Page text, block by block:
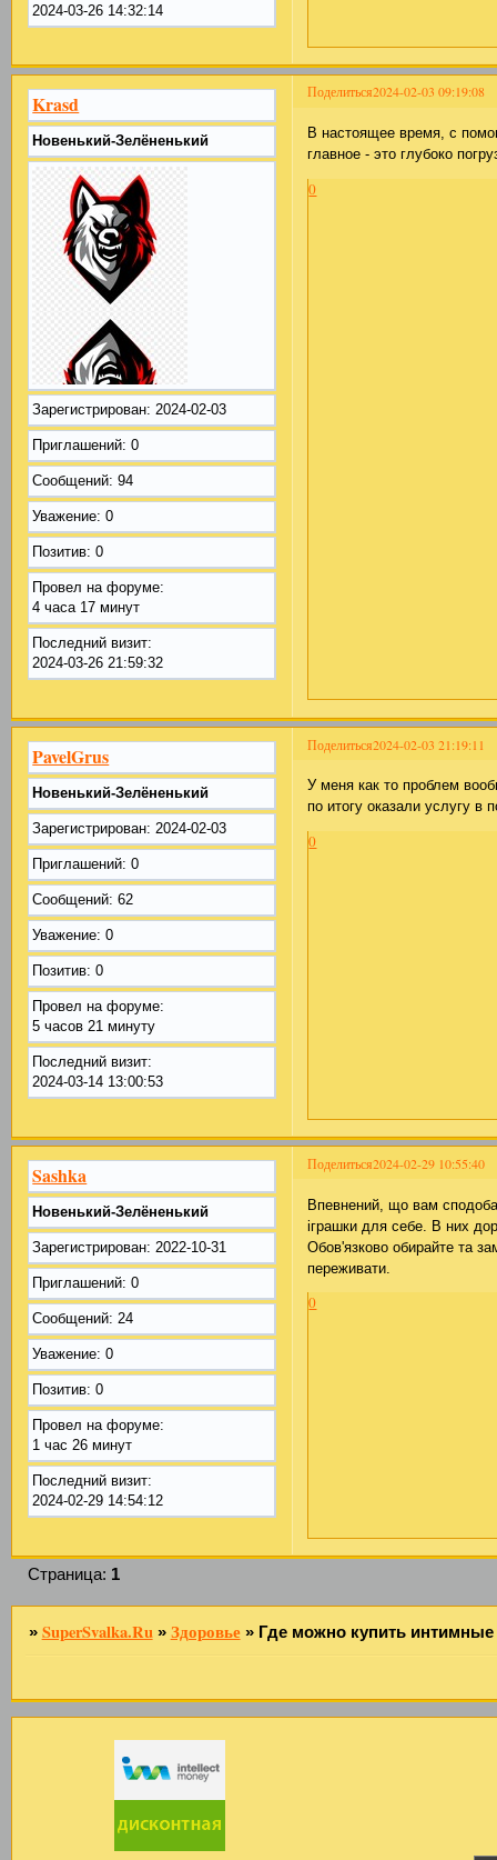
2024-03-26 14:32:14
Поделиться2024-02-03 09:19:08
Krasd
Новенький-Зелёненький
Зарегистрирован: 2024-02-03
Приглашений: 0
Сообщений: 94
Уважение: 0
Позитив: 0
Провел на форуме:
4 часа 17 минут
Последний визит:
2024-03-26 21:59:32
В настоящее время, с
главное - это глубоко
0
Поделиться2024-02-03 21:19:11
PavelGrus
Новенький-Зелёненький
Зарегистрирован: 2024-02-03
Приглашений: 0
Сообщений: 62
Уважение: 0
Позитив: 0
Провел на форуме:
5 часов 21 минуту
Последний визит:
2024-03-14 13:00:53
У меня как то проблем
по итогу оказали услугу
0
Поделиться2024-02-29 10:55:40
Sashka
Новенький-Зелёненький
Зарегистрирован: 2022-10-31
Приглашений: 0
Сообщений: 24
Уважение: 0
Позитив: 0
Провел на форуме:
1 час 26 минут
Последний визит:
2024-02-29 14:54:12
Впевнений, що вам
іграшки для себе. В них
Обов'язково обирайте та
переживати.
0
Страница: 1
» SuperSvalka.Ru » Здоровье » Где можно купить